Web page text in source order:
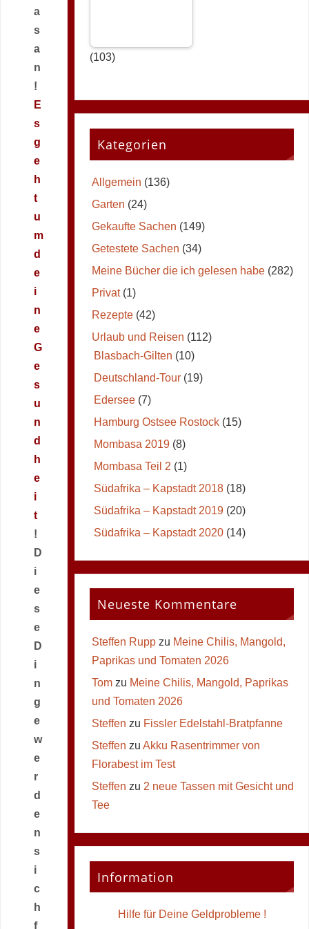
a
s
a
n
!
E
s
g
e
h
t
u
m
d
e
i
n
e
G
e
s
u
n
d
h
e
i
t
!
D
i
e
s
e
D
i
n
g
e
w
e
r
d
e
n
s
i
c
h
f
(103)
Kategorien
Allgemein (136)
Garten (24)
Gekaufte Sachen (149)
Getestete Sachen (34)
Meine Bücher die ich gelesen habe(282)
Privat(1)
Rezepte(42)
Urlaub und Reisen (112)
Blasbach-Gilten (10)
Deutschland-Tour(19)
Edersee(7)
Hamburg Ostsee Rostock(15)
Mombasa 2019(8)
Mombasa Teil 2 (1)
Südafrika – Kapstadt 2018(18)
Südafrika – Kapstadt 2019(20)
Südafrika – Kapstadt 2020(14)
Neueste Kommentare
Steffen Ruppzu Meine Chilis, Mangold,
Paprikas und Tomaten 2026
Tomzu Meine Chilis, Mangold, Paprikas
und Tomaten 2026
Steffen zu Fissler Edelstahl-Bratpfanne
Steffen zu Akku Rasentrimmer von
Florabest im Test
Steffen zu 2 neue Tassen mit Gesicht und
Tee
Information
Hilfe für Deine Geldprobleme !